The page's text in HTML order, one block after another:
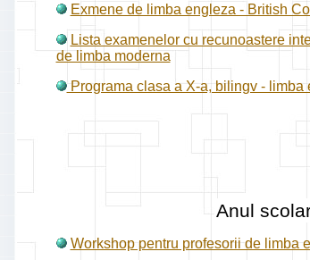
Exmene de limba engleza - British
Lista examenelor cu recunoastere
de limba moderna
Programa clasa a X-a, bilingv - limba
Anul
Workshop pentru profesorii de limba